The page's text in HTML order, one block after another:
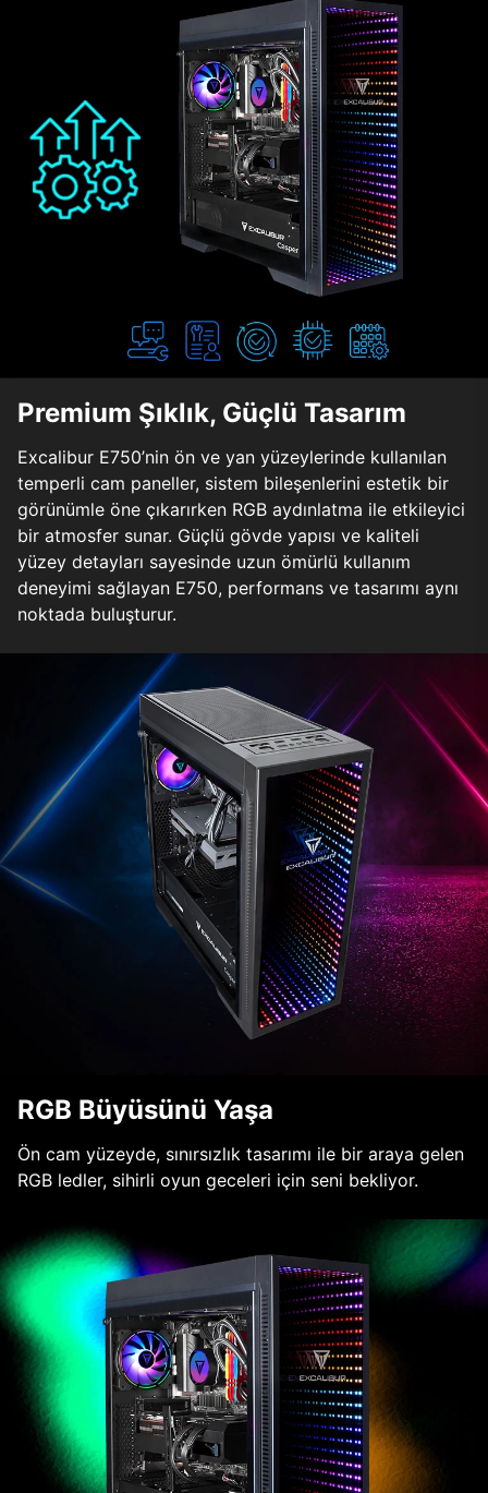
Premium Şıklık, Güçlü Tasarım
Excalibur E750’nin ön ve yan yüzeylerinde kullanılan
temperli cam paneller, sistem bileşenlerini estetik bir
görünümle öne çıkarırken RGB aydınlatma ile etkileyici
bir atmosfer sunar. Güçlü gövde yapısı ve kaliteli
yüzey detayları sayesinde uzun ömürlü kullanım
deneyimi sağlayan E750, performans ve tasarımı aynı
noktada buluşturur.
RGB Büyüsünü Yaşa
Ön cam yüzeyde, sınırsızlık tasarımı ile bir araya gelen
RGB ledler, sihirli oyun geceleri için seni bekliyor.